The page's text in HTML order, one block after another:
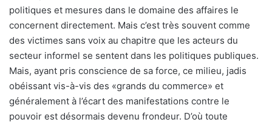
politiques et mesures dans le domaine des affaires le
concernent directement. Mais c’est très souvent comme
des victimes sans voix au chapitre que les acteurs du
secteur informel se sentent dans les politiques publiques.
Mais, ayant pris conscience de sa force, ce milieu, jadis
obéissant vis-à-vis des «grands du commerce» et
généralement à l’écart des manifestations contre le
pouvoir est désormais devenu frondeur. D’où toute